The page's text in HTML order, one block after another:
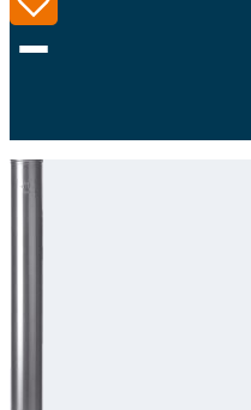
Taal
NEN